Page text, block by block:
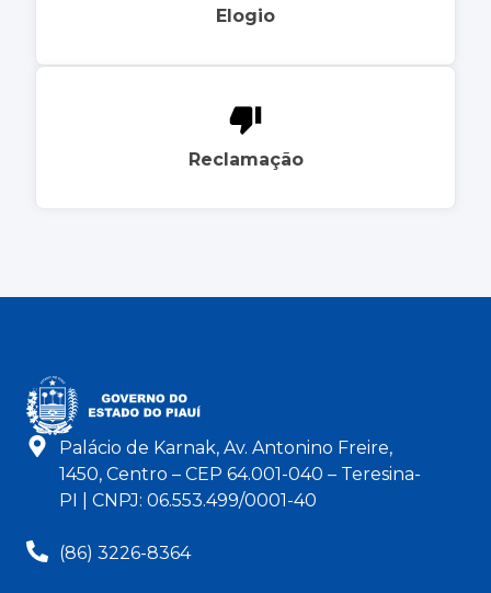
Elogio
Reclamação
Palácio de Karnak, Av. Antonino Freire,
1450, Centro – CEP 64.001-040 – Teresina-
PI | CNPJ: 06.553.499/0001-40
(86) 3226-8364